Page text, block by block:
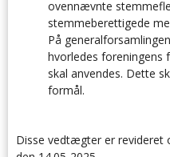
ovennævnte
stemmeberettigede
På
hvorledes foreningens
skal anvendes. Dette
formål.
Disse vedtægter er revideret